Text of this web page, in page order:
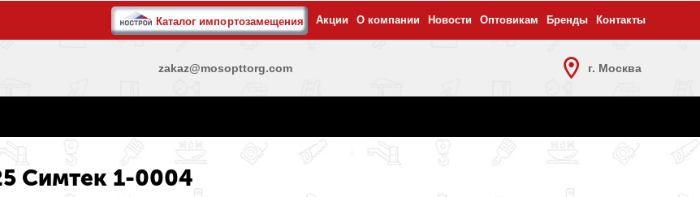
Каталог импортозамещения Акции О компании Новости Оптовикам Бренды Контакты
zakaz@mosopttorg.com г. Москва
Симтек 1-0004